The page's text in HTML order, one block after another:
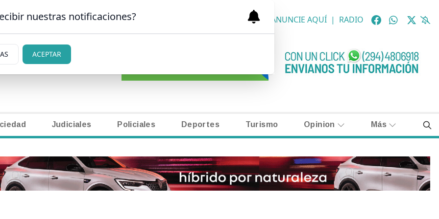
CARLOS DE BARILOCHE CLASIFICADOS NECROLÓGICAS ANUNCIE AQUÍ | RADIO
Judiciales Policiales Deportes Turismo Opinion Más
nuestras notificaciones?
ACEPTAR